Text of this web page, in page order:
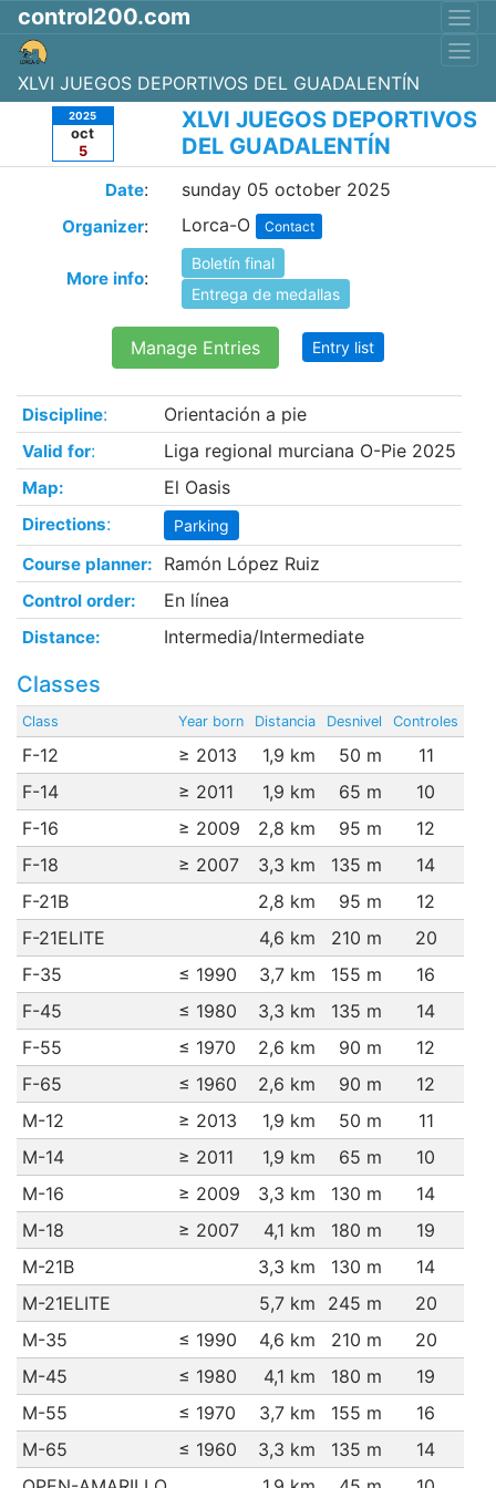
control200.com
XLVI JUEGOS DEPORTIVOS DEL GUADALENTÍN
2025
oct
5
XLVI JUEGOS DEPORTIVOS
DEL GUADALENTÍN
Date: sunday 05 october 2025
Organizer: Lorca-O Contact
More info:
Boletín final
Entrega de medallas
Manage Entries Entry list
Discipline: Orientación a pie
Valid for: Liga regional murciana O-Pie 2025
Map: El Oasis
Directions: Parking
Course planner: Ramón López Ruiz
Control order: En línea
Distance: Intermedia/Intermediate
Classes
Class Year born Distancia Desnivel Controles
F-12 ≥ 2013 1,9 km 50 m
11
F-14
≥ 2011 1,9 km 65 m
10
F-16
≥ 2009 2,8 km 95 m
12
F-18
≥ 2007 3,3 km 135 m
14
F-21B
2,8 km 95 m
12
F-21ELITE
4,6 km 210 m
20
F-35
≤ 1990 3,7 km 155 m
16
F-45
≤ 1980 3,3 km 135 m
14
F-55
≤ 1970 2,6 km 90 m
12
F-65
≤ 1960 2,6 km 90 m
12
M-12
≥ 2013 1,9 km 50 m
11
M-14
≥ 2011 1,9 km 65 m
10
M-16
≥ 2009 3,3 km 130 m
14
M-18
≥ 2007 4,1 km 180 m
19
M-21B
3,3 km 130 m
14
M-21ELITE
5,7 km 245 m
20
M-35
≤ 1990 4,6 km 210 m
20
M-45
≤ 1980 4,1 km 180 m
19
M-55
≤ 1970 3,7 km 155 m
16
M-65
≤ 1960 3,3 km 135 m
14